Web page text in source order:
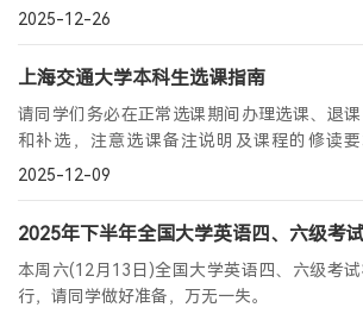
关于我们
学院介绍
领导寄语
组织架构
媒体聚焦
办学场地
人才招聘
抢选，即12月29日20:45-1月5日17:00，做好准
2025-12-26
上海交通大学本科生选课指南
请同学们务必在正常选课期间办理选课、退
和补选，注意选课备注说明及课程的修读要
修”，预祝同学们选课顺利！
2025-12-09
2025年下半年全国大学英语四、六级考
本周六(12月13日)全国大学英语四、六级考
行，请同学做好准备，万无一失。